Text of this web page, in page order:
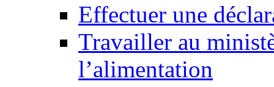
Effectuer une
Travailler au
l’alimentation